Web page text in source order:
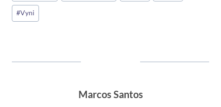
#Vyni
Marcos Santos